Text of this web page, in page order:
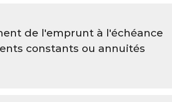
de l'emprunt à l'échéance
constants ou annuités